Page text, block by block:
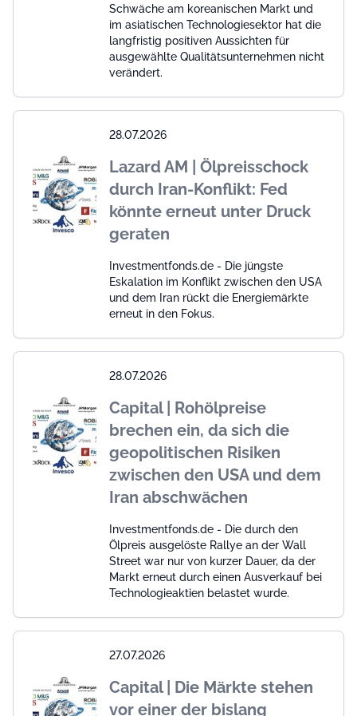
Schwäche am koreanischen Markt und
im asiatischen Technologiesektor hat die
langfristig positiven Aussichten für
ausgewählte Qualitätsunternehmen nicht
verändert.
28.07.2026
Lazard AM | Ölpreisschock
durch Iran-Konflikt: Fed
könnte erneut unter Druck
geraten
Investmentfonds.de - Die jüngste
Eskalation im Konflikt zwischen den USA
und dem Iran rückt die Energiemärkte
erneut in den Fokus.
28.07.2026
Capital | Rohölpreise
brechen ein, da sich die
geopolitischen Risiken
zwischen den USA und dem
Iran abschwächen
Investmentfonds.de - Die durch den
Ölpreis ausgelöste Rallye an der Wall
Street war nur von kurzer Dauer, da der
Markt erneut durch einen Ausverkauf bei
Technologieaktien belastet wurde.
27.07.2026
Capital | Die Märkte stehen
vor einer der bislang